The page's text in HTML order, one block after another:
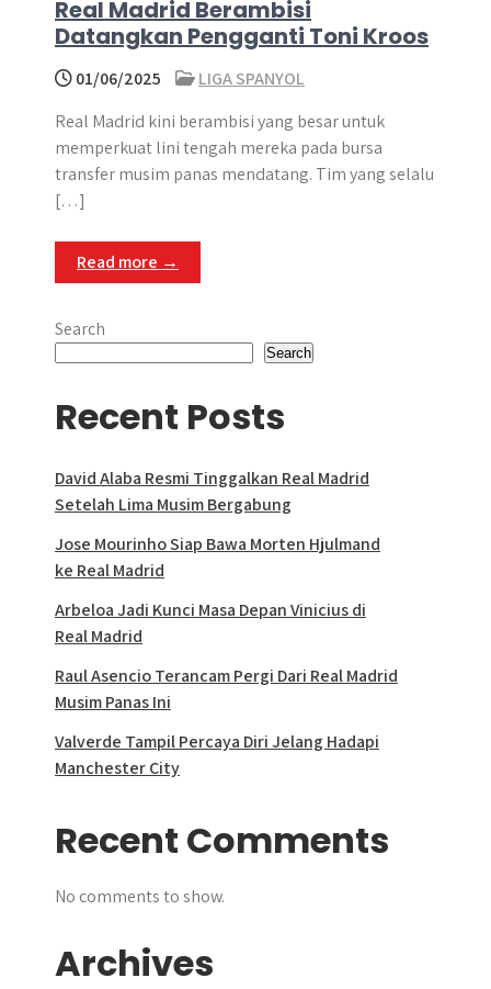
Real Madrid Berambisi
Datangkan Pengganti Toni Kroos
01/06/2025
LIGA SPANYOL
​Real Madrid kini berambisi yang besar untuk
memperkuat lini tengah mereka pada bursa
transfer musim panas mendatang.​ Tim yang selalu
[…]
Read more →
Search
Search
Recent Posts
David Alaba Resmi Tinggalkan Real Madrid
Setelah Lima Musim Bergabung
Jose Mourinho Siap Bawa Morten Hjulmand
ke Real Madrid
Arbeloa Jadi Kunci Masa Depan Vinicius di
Real Madrid
Raul Asencio Terancam Pergi Dari Real Madrid
Musim Panas Ini
Valverde Tampil Percaya Diri Jelang Hadapi
Manchester City
Recent Comments
No comments to show.
Archives